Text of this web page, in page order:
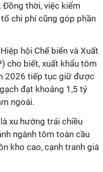
Đồng thời, việc kiểm
chi phí cũng góp phần
hội Chế biến và Xuất
cho biết, xuất khẩu tôm
2026 tiếp tục giữ được
đạt khoảng 1,5 tỷ
ngoái.
xu hướng trái chiều
ngành tôm toàn cầu
kho cao, cạnh tranh giá